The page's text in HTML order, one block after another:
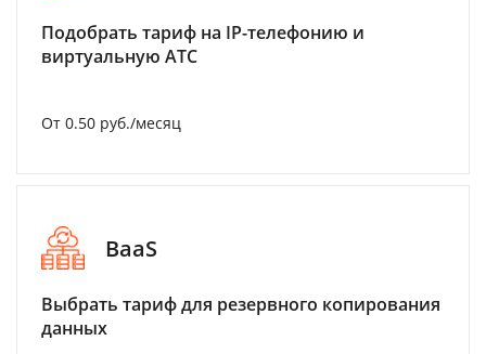
Подобрать тариф на IP-телефонию и
виртуальную АТС
От 0.50 руб./месяц
BaaS
Выбрать тариф для резервного копирования
данных